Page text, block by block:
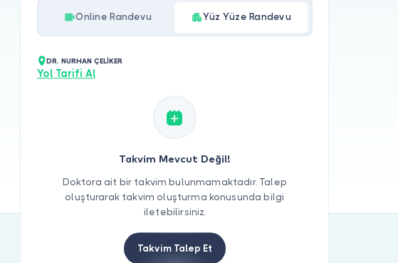
Online Randevu Yüz Yüze Randevu
DR. NURHAN ÇELİKER
Yol Tarifi Al
Takvim Mevcut Değil!
Doktora ait bir takvim bulunmamaktadır. Talep
oluşturarak takvim oluşturma konusunda bilgi
iletebilirsiniz.
Takvim Talep Et